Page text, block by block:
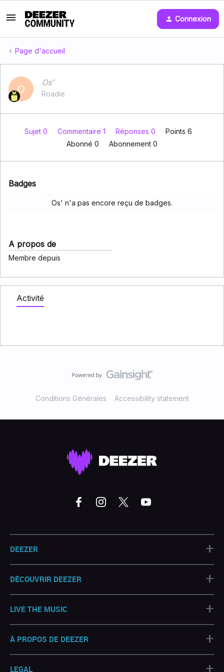
Connexion
Page d'accueil
O
Os'
Roadie
Sujet 0 Commentaire 1 Réponses 0
Points 6
Abonné 0 Abonnement 0
Badges
Os' n'a pas encore reçu de badges.
A propos de
Membre depuis
Activité
Conditions Générales Accessibility statement
DEEZER +
DÉCOUVRIR DEEZER +
LIVE THE MUSIC +
À PROPOS DE DEEZER +
LEGAL +